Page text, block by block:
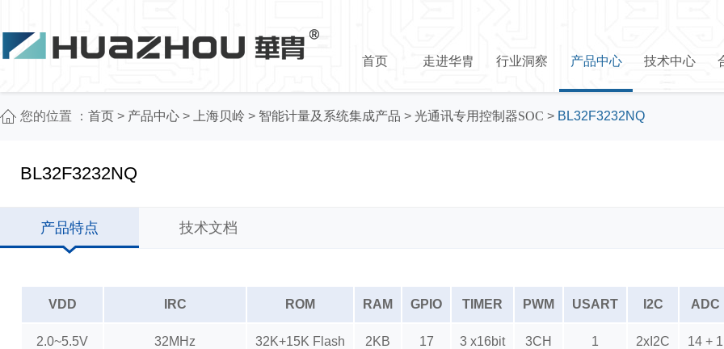
首页 走进华胄 行业洞察 产品中心 技术中心
您的位置 ： 首页 > 产品中心 > 上海贝岭 > 智能计量及系统集成产品 > 光通讯专用控制器SOC > BL32F3232NQ
BL32F3232NQ
产品特点 技术文档
VDD IRC ROM RAM GPIO TIMER PWM USART I2C ADC
2.0~5.5V 32MHz 32K+15K Flash 2KB 17 3 x16bit 3CH 1 2xI2C 14 + 1